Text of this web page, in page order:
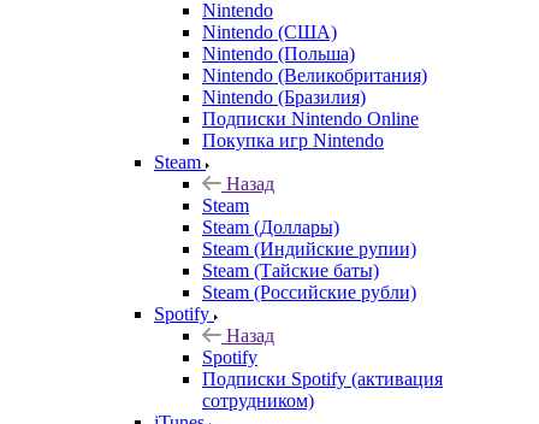
Nintendo
Nintendo (США)
Nintendo (Польша)
Nintendo (Великобритания)
Nintendo (Бразилия)
Подписки Nintendo Online
Покупка игр Nintendo
Steam
Назад
Steam
Steam (Доллары)
Steam (Индийские рупии)
Steam (Тайские баты)
Steam (Российские рубли)
Spotify
Назад
Spotify
Подписки Spotify (активация
сотрудником)